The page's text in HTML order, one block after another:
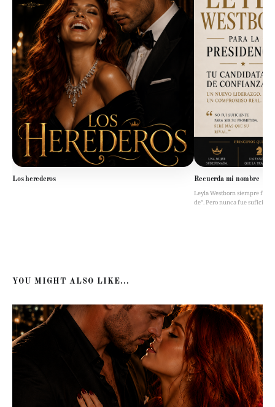
Los herederos Recuerda mi nombre
Leyla Westborn siempre fue
de”. Pero nunca fue
YOU MIGHT ALSO LIKE...